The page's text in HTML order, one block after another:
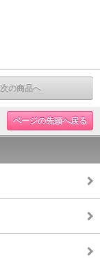
次の商品へ
ページの先頭へ戻る